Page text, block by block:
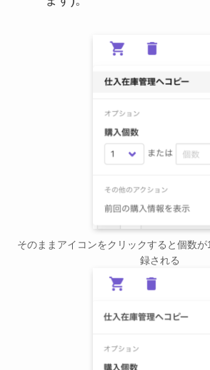
そのままアイコンをクリックすると個数
録される